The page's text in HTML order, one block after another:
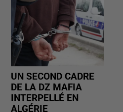
UN SECOND CADRE
DE LA DZ MAFIA
INTERPELLÉ EN
ALGÉRIE